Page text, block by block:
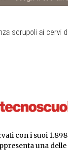
con i suoi
una